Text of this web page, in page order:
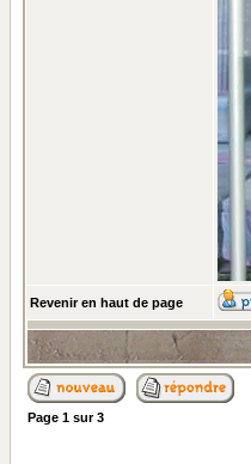
Revenir en haut de page
Page 1 sur3